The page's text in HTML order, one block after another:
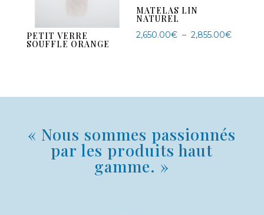
PETIT VERRE
SOUFFLE ORANGE
MATELAS LIN
NATUREL
2,650.00€ – 2,855.00€Plage
à
« Nous sommes passionnés
par les produits haut
gamme. »